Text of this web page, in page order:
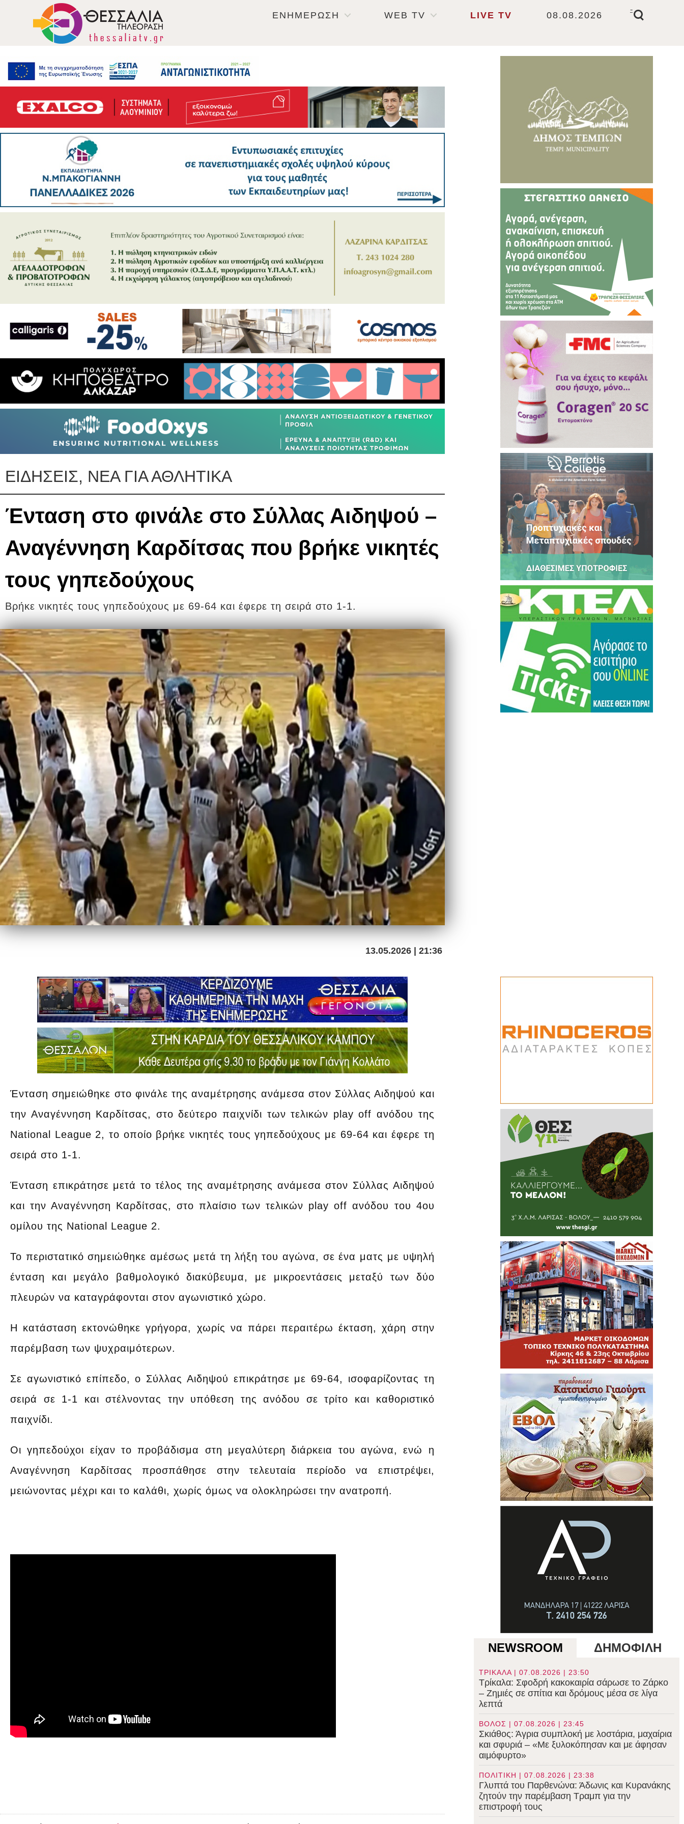
ΕΝΗΜΕΡΩΣΗ WEB TV LIVE TV 08.08.2026
-
ΕΙΔΗΣΕΙΣ, ΝΕΑ ΓΙΑ ΑΘΛΗΤΙΚΑ
Ένταση στο φινάλε στο Σύλλας Αιδηψού –
Αναγέννηση Καρδίτσας που βρήκε νικητές
τους γηπεδούχους
Βρήκε νικητές τους γηπεδούχους με 69-64 και έφερε τη σειρά στο 1-1.
13.05.2026 | 21:36
Ένταση σημειώθηκε στο φινάλε της αναμέτρησης ανάμεσα στον Σύλλας Αιδηψού και
την Αναγέννηση Καρδίτσας, στο δεύτερο παιχνίδι των τελικών play off ανόδου της
National League 2, το οποίο βρήκε νικητές τους γηπεδούχους με 69-64 και έφερε τη
σειρά στο 1-1.
Ένταση επικράτησε μετά το τέλος της αναμέτρησης ανάμεσα στον Σύλλας Αιδηψού
και την Αναγέννηση Καρδίτσας, στο πλαίσιο των τελικών play off ανόδου του 4ου
ομίλου της National League 2.
Το περιστατικό σημειώθηκε αμέσως μετά τη λήξη του αγώνα, σε ένα ματς με υψηλή
ένταση και μεγάλο βαθμολογικό διακύβευμα, με μικροεντάσεις μεταξύ των δύο
πλευρών να καταγράφονται στον αγωνιστικό χώρο.
Η κατάσταση εκτονώθηκε γρήγορα, χωρίς να πάρει περαιτέρω έκταση, χάρη στην
παρέμβαση των ψυχραιμότερων.
Σε αγωνιστικό επίπεδο, ο Σύλλας Αιδηψού επικράτησε με 69-64, ισοφαρίζοντας τη
σειρά σε 1-1 και στέλνοντας την υπόθεση της ανόδου σε τρίτο και καθοριστικό
παιχνίδι.
Οι γηπεδούχοι είχαν το προβάδισμα στη μεγαλύτερη διάρκεια του αγώνα, ενώ η
Αναγέννηση Καρδίτσας προσπάθησε στην τελευταία περίοδο να επιστρέψει,
μειώνοντας μέχρι και το καλάθι, χωρίς όμως να ολοκληρώσει την ανατροπή.
NEWSROOM ΔΗΜΟΦΙΛΗ
ΤΡΙΚΑΛΑ | 07.08.2026 | 23:50
Τρίκαλα: Σφοδρή κακοκαιρία σάρωσε το Ζάρκο
– Ζημιές σε σπίτια και δρόμους μέσα σε λίγα
λεπτά
ΒΟΛΟΣ | 07.08.2026 | 23:45
Σκιάθος: Άγρια συμπλοκή με λοστάρια, μαχαίρια
και σφυριά – «Με ξυλοκόπησαν και με άφησαν
αιμόφυρτο»
ΠΟΛΙΤΙΚΗ | 07.08.2026 | 23:38
Γλυπτά του Παρθενώνα: Άδωνις και Κυρανάκης
ζητούν την παρέμβαση Τραμπ για την
επιστροφή τους